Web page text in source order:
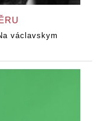
václavskym